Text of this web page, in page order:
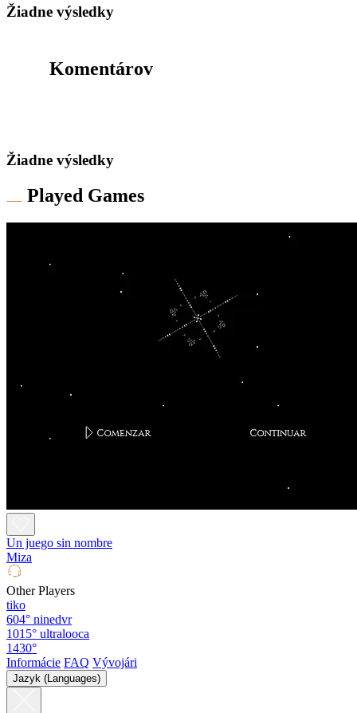
Žiadne výsledky
Komentárov
Žiadne výsledky
Played Games
Un juego sin nombre
Miza
Other Players
tiko
604° ninedvr
1015° ultralooca
1430°
Informácie FAQ Vývojári
Jazyk (Languages)